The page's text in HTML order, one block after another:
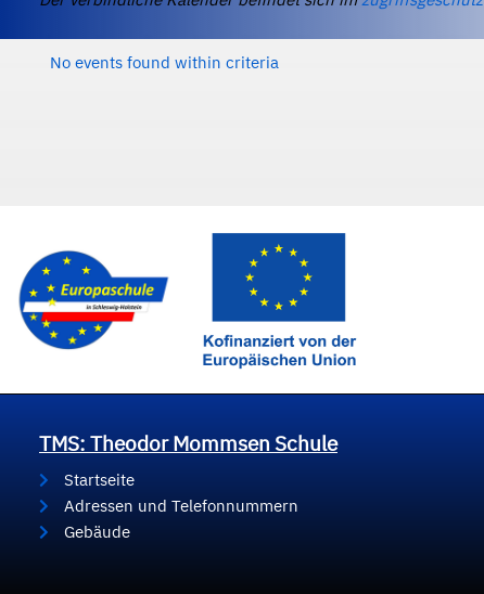
No events found within criteria
TMS: Theodor Mommsen Schule
Startseite
Adressen und Telefonnummern
Gebäude